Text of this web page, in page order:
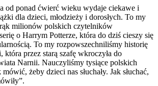
od ponad ćwierć wieku wydaje ciekawe i
dla dzieci, młodzieży i dorosłych. To my
milionów polskich czytelników
o Harrym Potterze, która do dziś cieszy się
To my rozpowszechniliśmy historię
która przez starą szafę wkroczyła do
Narnii. Nauczyliśmy tysiące polskich
żeby dzieci nas słuchały. Jak słuchać,